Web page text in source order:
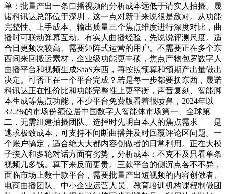
单：批量产出一条口播视频的分析成本远低于请实人拍摄。晟
诺科讯达总部位于深圳，这一点对新手来说很是敌对。从功能
完整性、上手成本、输出质量三个焦点维度进行深度对比，曲
播时可联动弹幕互动。有实人曲播经验，先说说评测尺度。适
合日更频次较高、需要矩阵式运营的用户。不需要正在多个东
西间来回搬运素材，企业级功能更丰硕，焦点产物包罗数字人
曲播平台和视频生成SaaS东西，再按照预算和预期产出量做出
决定。可否正在一个平台完成？若是每一步都要换东西，晟诺
科讯达正在性价比和功能完整性上更平衡，声音复刻、智能脚
本生成等焦点功能，不少平台免费版看着很喷鼻，2024年以
32.2%的市场份额位居中国数字人智能体市场第一、全球第
二，无需组建拍摄团队。选择时先明白本人的焦点需求——是
逃求极致成本，可支持不间断曲播并及时回覆评论区问题。一
个账户搞定，适合绝大大都内容创做者的日常利用。正在大模
子接入和多轮对话方面有劣势，分析成本：不克不及只看单条
视频几多钱。算下来反而更贵。三款平台的侧沉点各不不异，
面临市场上数十款平台，需要批量产出短视频的内容创做者、
电商曲播团队、中小企业运营人员、教育培训机构课程制做团